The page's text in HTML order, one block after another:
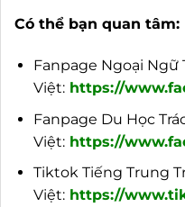
Có thể bạn quan tâm:
Fanpage Ngoại Ngữ
Việt: https://
Fanpage Du Học
Việt: https://
Tiktok Tiếng Trung
Việt: https://